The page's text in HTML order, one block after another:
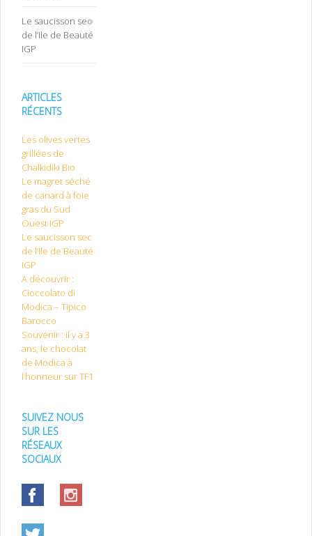
Le saucisson sec
de l’Ile de Beauté
IGP
ARTICLES
RÉCENTS
Les olives vertes
grillées de
Chalkidiki Bio
Le magret séché
de canard à foie
gras du Sud
Ouest IGP
Le saucisson sec
de l’Ile de Beauté
IGP
A découvrir :
Cioccolato di
Modica – Tipico
Barocco
Souvenir : il y a 3
ans, le chocolat
de Modica à
l’honneur sur TF1
SUIVEZ NOUS
SUR LES
RÉSEAUX
SOCIAUX